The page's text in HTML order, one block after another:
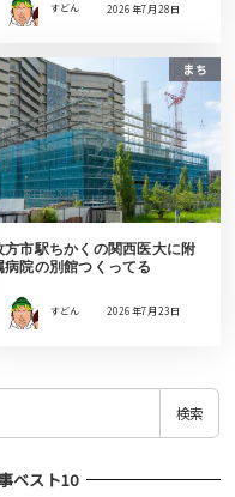
すどん 2026年7月28日
まち
方市駅ちかくの関西医大に附
病院の別館つくってる
すどん 2026年7月23日
検索
ベスト10